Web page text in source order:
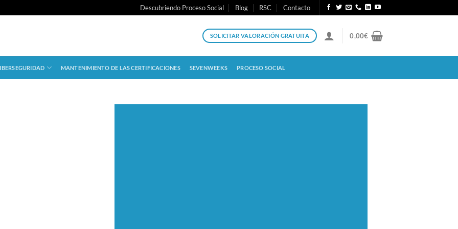
Descubriendo Proceso Social Blog RSC Contacto
SOLICITAR VALORACIÓN GRATUITA 0,00€
MANTENIMIENTO DE LAS CERTIFICACIONES SEVENWEEKS PROCESO SOCIAL